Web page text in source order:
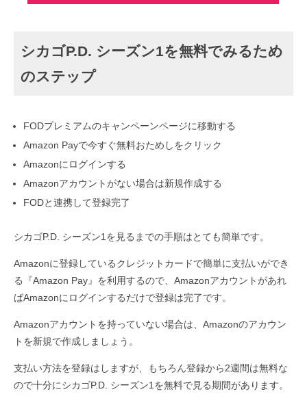
シカゴP.D. シーズン1を無料でみるため
のステップ
FODプレミアムのキャンペーンページに移動する
Amazon Payで今すぐ無料おためしをクリック
Amazonにログインする
Amazonアカウントがない場合は新規作成する
FODと連携して登録完了
シカゴP.D. シーズン1を見るまでの手順はとても簡単です。
Amazonに登録しているクレジットカードで簡単に支払いができ
る『Amazon Pay』を利用するので、Amazonアカウントがあれ
ばAmazonにログインするだけで登録は完了です。
Amazonアカウントを持っていない場合は、Amazonのアカウン
トを新規で作成しましょう。
支払い方法を登録はしますが、もちろん登録から2週間は無料な
ので十分にシカゴP.D. シーズン1を無料で見る期間があります。